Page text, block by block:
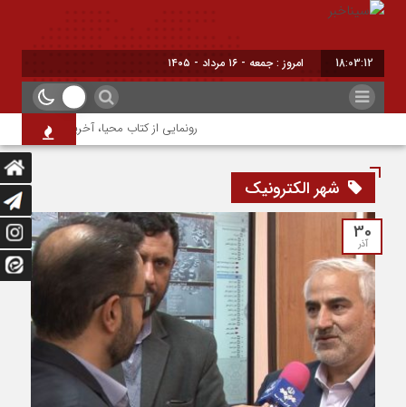
18:03:13 امروز : جمعه - ۱۶ مرداد - ۱۴۰۵
رونمایی از کتاب محیا، آخرین اثر نویسنده
شهر الکترونیک
30
آذر